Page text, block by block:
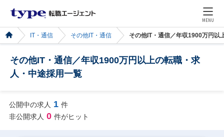
MENU
IT・通信 その他IT・通信 その他IT・通信／年収1900万円以
その他IT・通信／年収1900万円以上の転職・求
人・中途採用一覧
公開中の求人 1 件
非公開求人 0 件がヒット